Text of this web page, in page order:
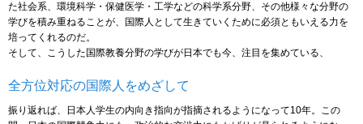
た社会系、環境科学・保健医学・工学などの科学系分野、その他様々な分野の
学びを積み重ねることが、国際人として生きていくために必須ともいえる力を
培ってくれるのだ。
そして、こうした国際教養分野の学びが日本でも今、注目を集めている、
全方位対応の国際人をめざして
振り返れば、日本人学生の内向き指向が指摘されるようになって10年。この